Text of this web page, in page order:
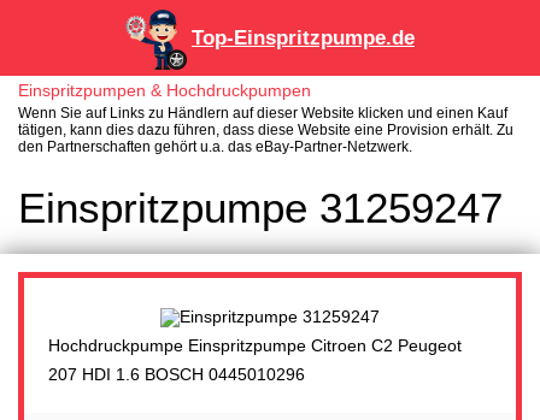
Top-Einspritzpumpe.de
Einspritzpumpen & Hochdruckpumpen
Wenn Sie auf Links zu Händlern auf dieser Website klicken und einen Kauf
tätigen, kann dies dazu führen, dass diese Website eine Provision erhält. Zu
den Partnerschaften gehört u.a. das eBay-Partner-Netzwerk.
Einspritzpumpe 31259247
Hochdruckpumpe Einspritzpumpe Citroen C2 Peugeot
207 HDI 1.6 BOSCH 0445010296